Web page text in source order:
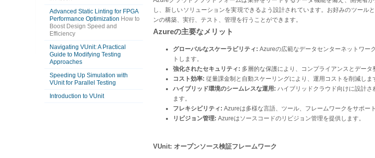
Advanced Static Linting for FPGA
Performance Optimization How to
Boost Design Speed and
Efficiency
Navigating VUnit: A Practical
Guide to Modifying Testing
Approaches
Speeding Up Simulation with
VUnit for Parallel Testing
Introduction to VUnit
し、新しいソリューションを実現できるよう設計されています。お好みのツール
ンの構築、実行、テスト、管理を行うことができます。
Azureの主要なメリット
グローバルなスケーラビリティ: Azureの広範なデータセンターネットワー
トします。
強化されたセキュリティ: 多層的な保護により、コンプライアンスとデータ
コスト効率: 従量課金制と自動スケーリングにより、運用コストを削減しま
ハイブリッド環境のシームレスな運用: ハイブリッドクラウド向けに設計
ます。
フレキシビリティ: Azureは多様な言語、ツール、フレームワークをサポート
リビジョン管理: Azureはソースコードのリビジョン管理を提供します。
VUnit: オープンソース検証フレームワーク